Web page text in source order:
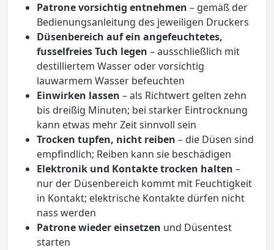
Patrone vorsichtig entnehmen – gemäß der
Bedienungsanleitung des jeweiligen Druckers
Düsenbereich auf ein angefeuchtetes,
fusselfreies Tuch legen – ausschließlich mit
destilliertem Wasser oder vorsichtig
lauwarmem Wasser befeuchten
Einwirken lassen – als Richtwert gelten zehn
bis dreißig Minuten; bei starker Eintrocknung
kann etwas mehr Zeit sinnvoll sein
Trocken tupfen, nicht reiben – die Düsen sind
empfindlich; Reiben kann sie beschädigen
Elektronik und Kontakte trocken halten –
nur der Düsenbereich kommt mit Feuchtigkeit
in Kontakt; elektrische Kontakte dürfen nicht
nass werden
Patrone wieder einsetzen und Düsentest
starten